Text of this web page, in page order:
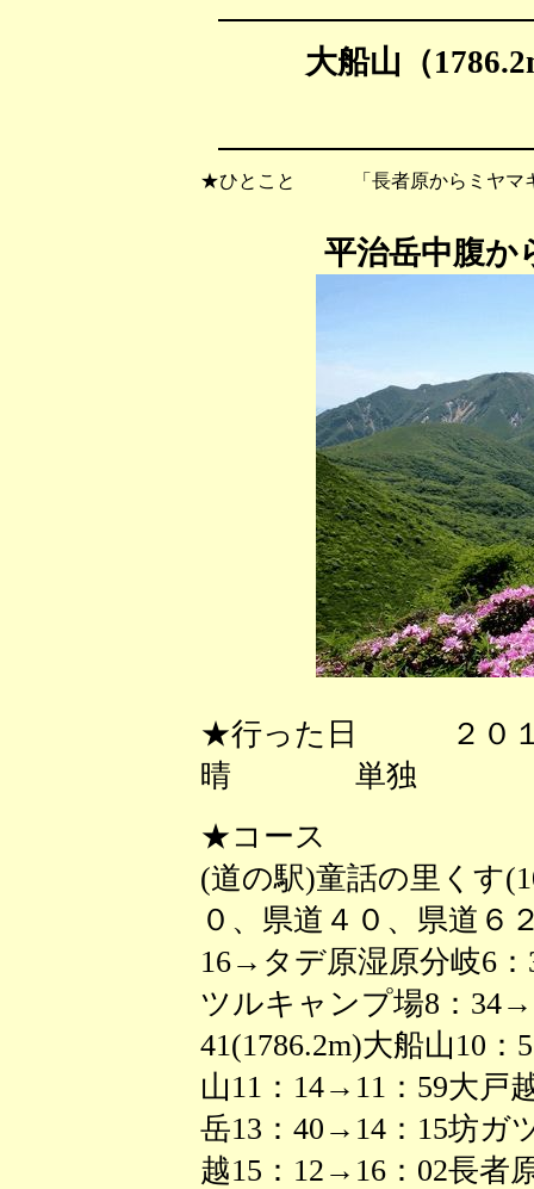
大船山（
★ひとこと 「長者原からミヤマキ
平治岳中腹か
★行った日 ２０１
晴 単独
★コース
(道の駅)童話の里くす
０、県道４０、県道６
16→タデ原湿原分岐6
ツルキャンプ場8：
41(1786.2m)大船山10
山11：14→11：59大戸
岳13：40→14：15坊ガ
越15：12→16：02長者